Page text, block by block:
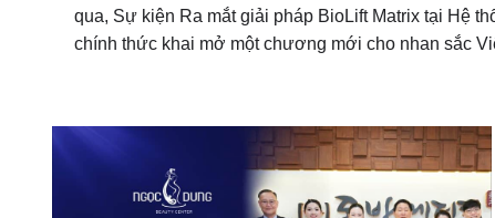
qua, Sự kiện Ra mắt giải pháp BioLift Matrix tại Hệ
chính thức khai mở một chương mới cho nhan sắc